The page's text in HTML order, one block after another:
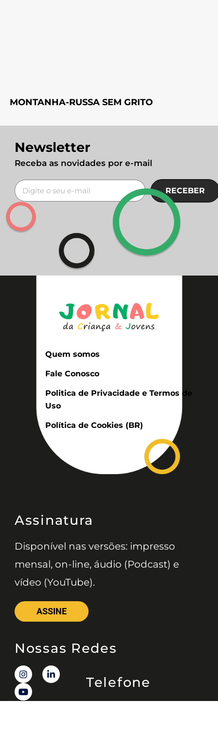
MONTANHA-RUSSA SEM GRITO
Newsletter
Receba as novidades por e-mail
RECEBER
Quem somos
Fale Conosco
Politica de Privacidade e Termos de
Uso
Política de Cookies (BR)
Assinatura
Disponível nas versões: impresso
mensal, on-line, áudio (Podcast) e
vídeo (YouTube).
ASSINE
Nossas Redes
Telefone